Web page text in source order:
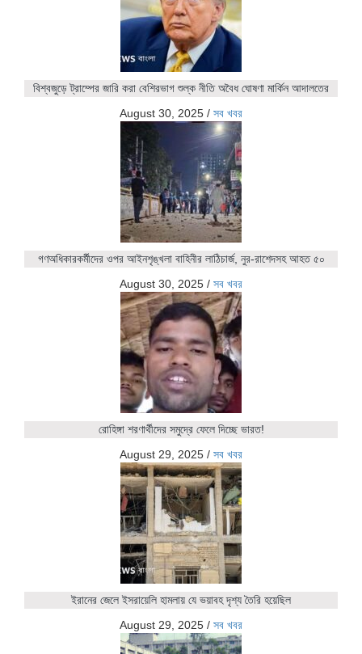
বিশ্বজুড়ে ট্রাম্পের জারি করা বেশিরভাগ শুল্ক নীতি অবৈধ ঘোষণা মার্কিন আদালতের
August 30, 2025 / সব খবর
গণঅধিকারকর্মীদের ওপর আইনশৃঙ্খলা বাহিনীর লাঠিচার্জ, নুর-রাশেদসহ আহত ৫০
August 30, 2025 / সব খবর
রোহিঙ্গা শরণার্থীদের সমুদ্রে ফেলে দিচ্ছে ভারত!
August 29, 2025 / সব খবর
ইরানের জেলে ইসরায়েলি হামলায় যে ভয়াবহ দৃশ্য তৈরি হয়েছিল
August 29, 2025 / সব খবর